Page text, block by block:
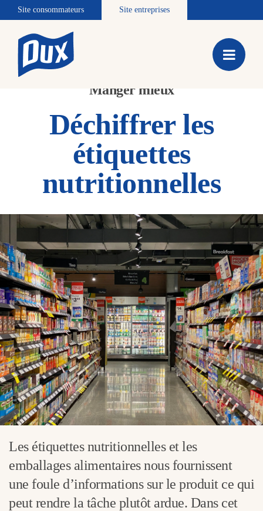
Site consommateurs Site entreprises
Manger mieux
Déchiffrer les
étiquettes
nutritionnelles
Les étiquettes nutritionnelles et les
emballages alimentaires nous fournissent
une foule d’informations sur le produit ce qui
peut rendre la tâche plutôt ardue. Dans cet